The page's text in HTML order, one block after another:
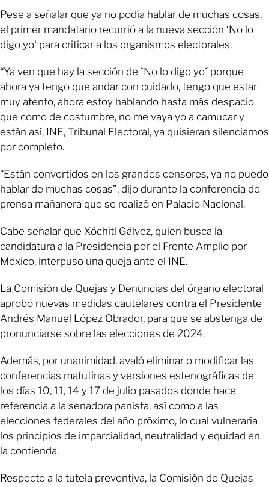
Pese a señalar que ya no podía hablar de muchas cosas,
el primer mandatario recurrió a la nueva sección ‘No lo
digo yo‘ para criticar a los organismos electorales.
“Ya ven que hay la sección de `No lo digo yo´ porque
ahora ya tengo que andar con cuidado, tengo que estar
muy atento, ahora estoy hablando hasta más despacio
que como de costumbre, no me vaya yo a camucar y
están así, INE, Tribunal Electoral, ya quisieran silenciarnos
por completo.
“Están convertidos en los grandes censores, ya no puedo
hablar de muchas cosas”, dijo durante la conferencia de
prensa mañanera que se realizó en Palacio Nacional.
Cabe señalar que Xóchitl Gálvez, quien busca la
candidatura a la Presidencia por el Frente Amplio por
México, interpuso una queja ante el INE.
La Comisión de Quejas y Denuncias del órgano electoral
aprobó nuevas medidas cautelares contra el Presidente
Andrés Manuel López Obrador, para que se abstenga de
pronunciarse sobre las elecciones de 2024.
Además, por unanimidad, avaló eliminar o modificar las
conferencias matutinas y versiones estenográficas de
los días 10, 11, 14 y 17 de julio pasados donde hace
referencia a la senadora panista, así como a las
elecciones federales del año próximo, lo cual vulneraría
los principios de imparcialidad, neutralidad y equidad en
la contienda.
Respecto a la tutela preventiva, la Comisión de Quejas